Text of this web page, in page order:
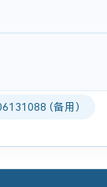
(备用)